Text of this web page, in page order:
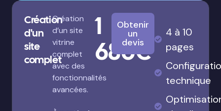
Création
d'un
site
complet
Création
d’un site
vitrine
complet
avec des
fonctionnalités
avancées.
1
680€
Obtenir
un
devis
4 à 10
pages
technique